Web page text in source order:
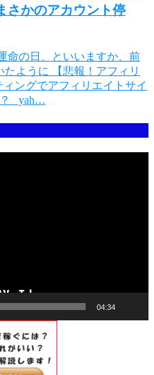
さかのアカウント停
命の日、といいますか、前
ように 【悲報！アフィリ
ングでアフィリエイトサイ
？ yah…
04:34